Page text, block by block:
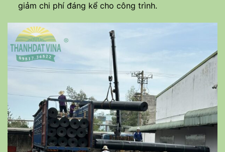
giảm chi phí đáng kể cho công trình.